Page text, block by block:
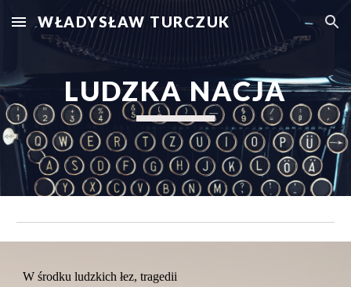
Skip to main content Skip to navigation
WŁADYSŁAW TURCZUK
LUDZKA NACJA
W środku ludzkich łez, tragedii